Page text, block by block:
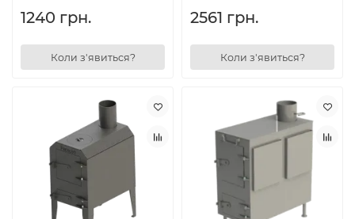
1240 грн.
Коли з'явиться?
2561 грн.
Коли з'явиться?